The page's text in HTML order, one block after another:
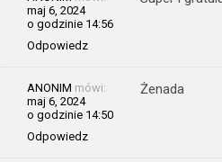
maj 6, 2024
o godzinie 14:56
Odpowiedz
ANONIM mówi:
maj 6, 2024
o godzinie 14:50
Odpowiedz
Żenada